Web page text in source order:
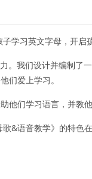
学习英文字母，开启
。我们设计并编制了
们爱上学习。
他们学习语言，并教他
&语音教学》的特色在